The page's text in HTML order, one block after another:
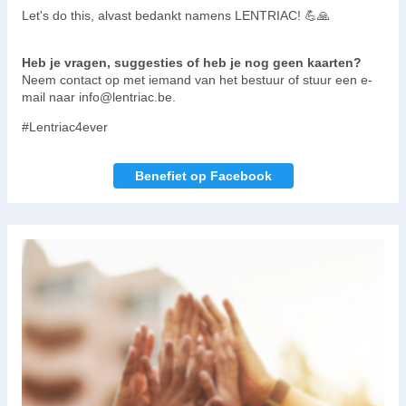
Let's do this, alvast bedankt namens LENTRIAC! 💪🙏
Heb je vragen, suggesties of heb je nog geen kaarten?
Neem contact op met iemand van het bestuur of stuur een e-
mail naar info@lentriac.be.
#Lentriac4ever
Benefiet op Facebook